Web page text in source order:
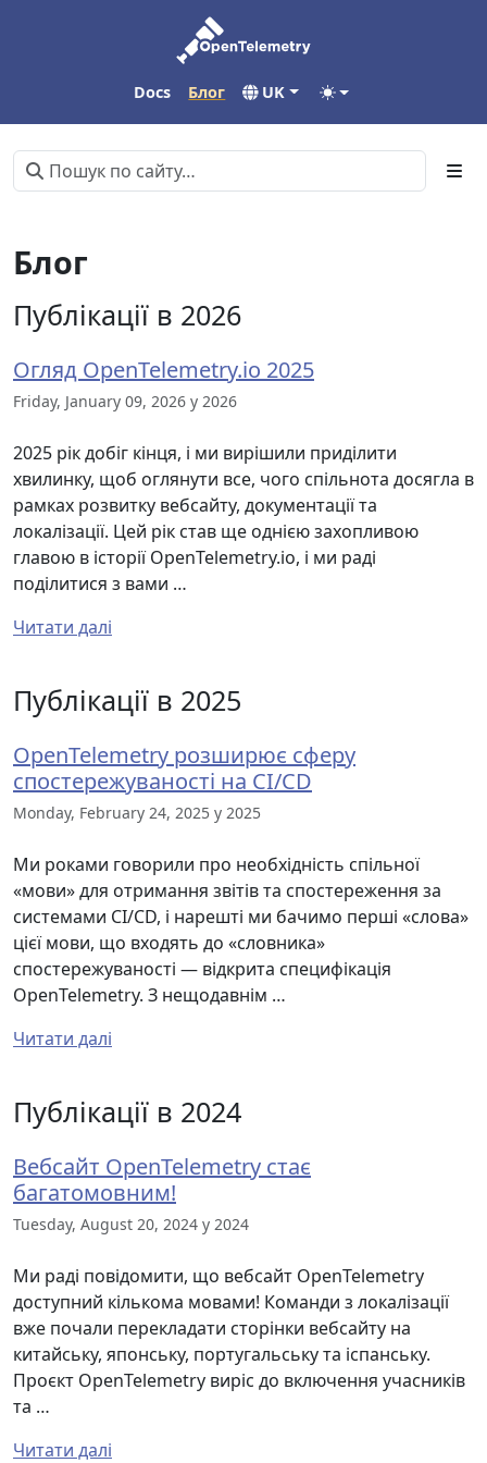
Docs Блог UK
Блог
Публікації в 2026
Огляд OpenTelemetry.io 2025
Friday, January 09, 2026 у 2026
2025 рік добіг кінця, і ми вирішили приділити
хвилинку, щоб оглянути все, чого спільнота досягла в
рамках розвитку вебсайту, документації та
локалізації. Цей рік став ще однією захопливою
главою в історії OpenTelemetry.io, і ми раді
поділитися з вами …
Читати далі
Публікації в 2025
OpenTelemetry розширює сферу
спостережуваності на CI/CD
Monday, February 24, 2025 у 2025
Ми роками говорили про необхідність спільної
«мови» для отримання звітів та спостереження за
системами CI/CD, і нарешті ми бачимо перші «слова»
цієї мови, що входять до «словника»
спостережуваності — відкрита специфікація
OpenTelemetry. З нещодавнім …
Читати далі
Публікації в 2024
Вебсайт OpenTelemetry стає
багатомовним!
Tuesday, August 20, 2024 у 2024
Ми раді повідомити, що вебсайт OpenTelemetry
доступний кількома мовами! Команди з локалізації
вже почали перекладати сторінки вебсайту на
китайську, японську, португальську та іспанську.
Проєкт OpenTelemetry виріс до включення учасників
та …
Читати далі